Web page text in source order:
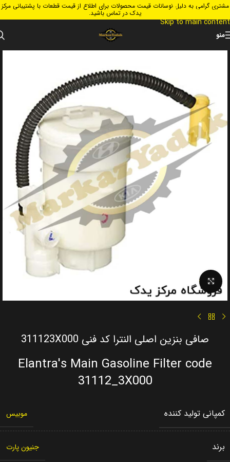
Skip to navigation
Skip to main content
مشتری گرامی به دلیل نوسانات قیمت محصولات برای اطلاع از قیمت قطعات با پشتیبانی مرکز
یدک در تماس باشید.
منو
Click to enlarge
صافی بنزین اصلی النترا کد فنی 311123X000
Elantra's Main Gasoline Filter code
31112_3X000
کمپانی تولید کننده موبیس
برند جنیون پارت